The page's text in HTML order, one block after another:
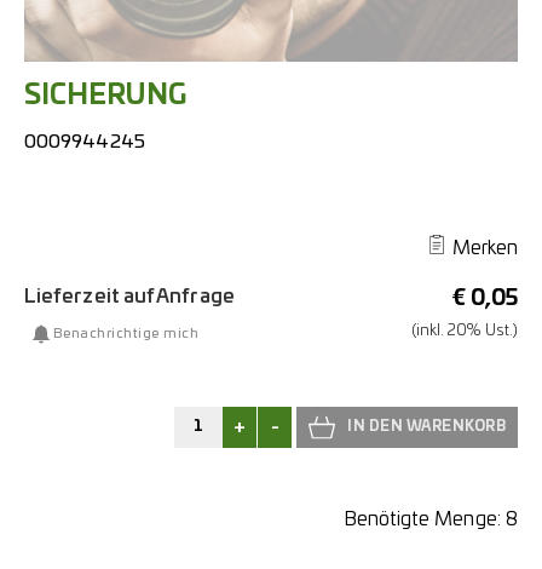
SICHERUNG
0009944245
Merken
€ 0,05
(inkl. 20% Ust.)
Lieferzeit auf Anfrage
Benachrichtige mich
+ -
Benötigte Menge: 8